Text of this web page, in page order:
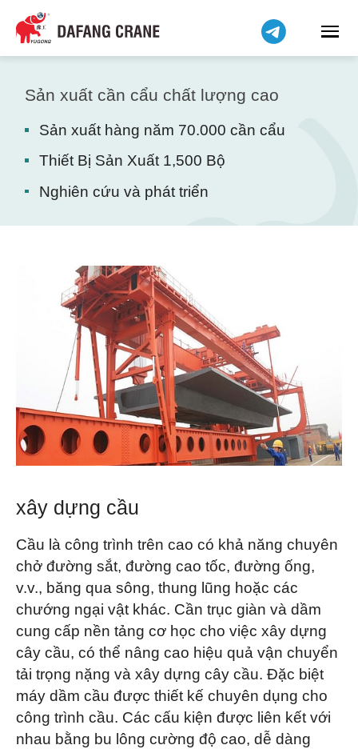
Sản xuất cần cẩu chất lượng cao
Sản xuất hàng năm 70.000 cần cẩu
Thiết Bị Sản Xuất 1,500 Bộ
Nghiên cứu và phát triển
xây dựng cầu
Cầu là công trình trên cao có khả năng chuyên
chở đường sắt, đường cao tốc, đường ống,
v.v., băng qua sông, thung lũng hoặc các
chướng ngại vật khác. Cần trục giàn và dầm
cung cấp nền tảng cơ học cho việc xây dựng
cây cầu, có thể nâng cao hiệu quả vận chuyển
tải trọng nặng và xây dựng cây cầu. Đặc biệt
máy dầm cầu được thiết kế chuyên dụng cho
công trình cầu. Các cấu kiện được liên kết với
nhau bằng bu lông cường độ cao, dễ dàng
Bahasa Indonesia
Bahasa Melayu
فارسی
Pilipino
اردو
Беларуская мова
Kiswahili
O‘zbekcha